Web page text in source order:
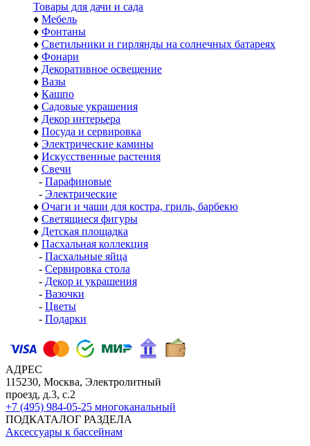
Товары для дачи и сада
♦ Мебель
♦ Фонтаны
♦ Светильники и гирлянды на солнечных батареях
♦ Фонари
♦ Декоративное освещение
♦ Вазы
♦ Кашпо
♦ Садовые украшения
♦ Декор интерьера
♦ Посуда и сервировка
♦ Электрические камины
♦ Искусственные растения
♦ Свечи
- Парафиновые
- Электрические
♦ Очаги и чаши для костра, гриль, барбекю
♦ Светящиеся фигуры
♦ Детская площадка
♦ Пасхальная коллекция
- Пасхальные яйца
- Сервировка стола
- Декор и украшения
- Вазочки
- Цветы
- Подарки
АДРЕС
115230, Москва, Электролитный
проезд, д.3, с.2
+7 (495) 984-05-25 многоканальный
ПОДКАТАЛОГ РАЗДЕЛА
Аксессуары к бассейнам